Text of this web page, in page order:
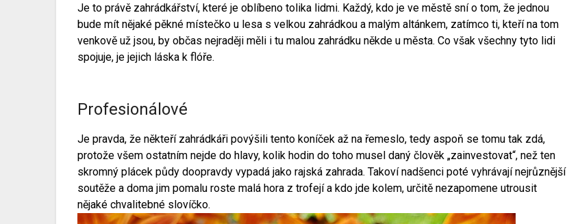
Je to právě zahrádkářství, které je oblíbeno tolika lidmi. Každý, kdo je ve městě sní o tom, že jednou
bude mít nějaké pěkné místečko u lesa s velkou zahrádkou a malým altánkem, zatímco ti, kteří na tom
venkově už jsou, by občas nejraději měli i tu malou zahrádku někde u města. Co však všechny tyto lidi
spojuje, je jejich láska k flóře.
Profesionálové
Je pravda, že někteří zahrádkáři povýšili tento koníček až na řemeslo, tedy aspoň se tomu tak zdá,
protože všem ostatním nejde do hlavy, kolik hodin do toho musel daný člověk „zainvestovat“, než ten
skromný plácek půdy doopravdy vypadá jako rajská zahrada. Takoví nadšenci poté vyhrávají nejrůznější
soutěže a doma jim pomalu roste malá hora z trofejí a kdo jde kolem, určitě nezapomene utrousit
nějaké chvalitebné slovíčko.